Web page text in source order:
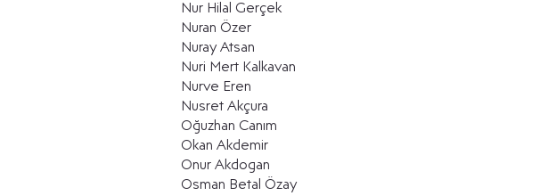
Nur Hilal Gerçek
Nuran Özer
Nuray Atsan
Nuri Mert Kalkavan
Nurve Eren
Nusret Akçura
Oğuzhan Canım
Okan Akdemir
Onur Akdogan
Osman Betal Özay